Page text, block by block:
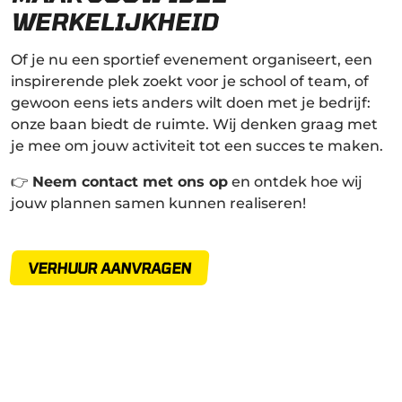
WERKELIJKHEID
Of je nu een sportief evenement organiseert, een
inspirerende plek zoekt voor je school of team, of
gewoon eens iets anders wilt doen met je bedrijf:
onze baan biedt de ruimte. Wij denken graag met
je mee om jouw activiteit tot een succes te maken.
👉 Neem contact met ons op en ontdek hoe wij
jouw plannen samen kunnen realiseren!
VERHUUR AANVRAGEN